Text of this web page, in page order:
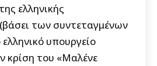
ελληνικής
των συντεταγμένων
υπουργείο
κρίση του «Μαλένε